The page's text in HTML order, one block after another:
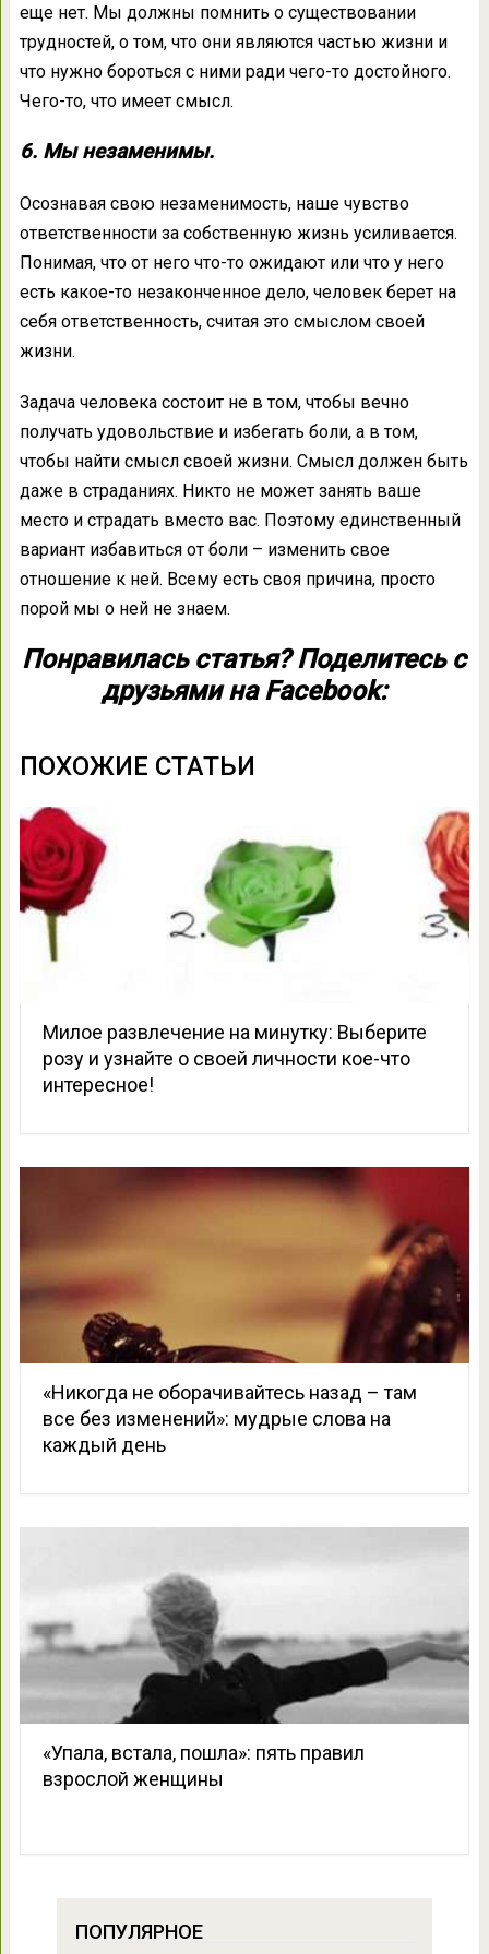
еще нет. Мы должны помнить о существовании
трудностей, о том, что они являются частью жизни и
что нужно бороться с ними ради чего-то достойного.
Чего-то, что имеет смысл.
6. Мы незаменимы.
Осознавая свою незаменимость, наше чувство
ответственности за собственную жизнь усиливается.
Понимая, что от него что-то ожидают или что у него
есть какое-то незаконченное дело, человек берет на
себя ответственность, считая это смыслом своей
жизни.
Задача человека состоит не в том, чтобы вечно
получать удовольствие и избегать боли, а в том,
чтобы найти смысл своей жизни. Смысл должен быть
даже в страданиях. Никто не может занять ваше
место и страдать вместо вас. Поэтому единственный
вариант избавиться от боли – изменить свое
отношение к ней. Всему есть своя причина, просто
порой мы о ней не знаем.
Понравилась статья? Поделитесь с
друзьями на Facebook:
ПОХОЖИЕ СТАТЬИ
Милое развлечение на минутку: Выберите
розу и узнайте о своей личности кое-что
интересное!
«Никогда не оборачивайтесь назад – там
все без изменений»: мудрые слова на
каждый день
«Упала, встала, пошла»: пять правил
взрослой женщины
ПОПУЛЯРНОЕ